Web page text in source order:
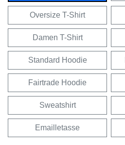
Oversize T-Shirt
Damen T-Shirt
Standard Hoodie
Fairtrade Hoodie
Sweatshirt
Emailletasse